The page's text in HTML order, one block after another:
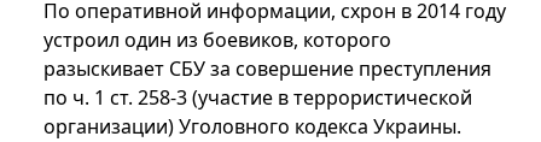
По оперативной информации, схрон в 2014 году
устроил один из боевиков, которого
разыскивает СБУ за совершение преступления
по ч. 1 ст. 258-3 (участие в террористической
организации) Уголовного кодекса Украины.